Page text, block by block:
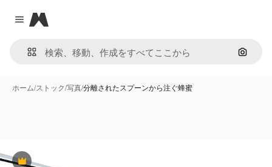
Close menu
Magnific
画像で
ホーム/ストック/写真/分離されたスプーンから注ぐ蜂蜜